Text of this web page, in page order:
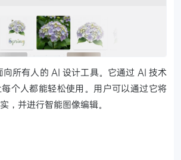
所有人的 AI 设计工具。它通过 AI 技术
个人都能轻松使用。用户可以通过它将
，并进行智能图像编辑。